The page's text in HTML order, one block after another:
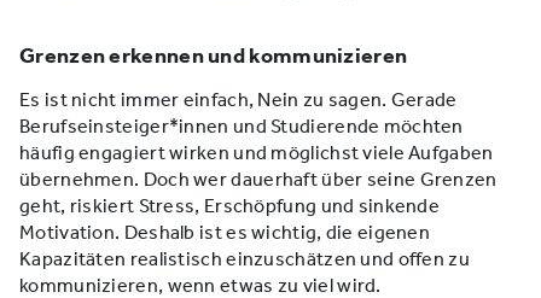
Grenzen erkennen und kommunizieren
Es ist nicht immer einfach, Nein zu sagen. Gerade
Berufseinsteiger*innen und Studierende möchten
häufig engagiert wirken und möglichst viele Aufgaben
übernehmen. Doch wer dauerhaft über seine Grenzen
geht, riskiert Stress, Erschöpfung und sinkende
Motivation. Deshalb ist es wichtig, die eigenen
Kapazitäten realistisch einzuschätzen und offen zu
kommunizieren, wenn etwas zu viel wird.